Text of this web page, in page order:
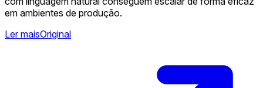
em ambientes de produção.
Ler maisOriginal